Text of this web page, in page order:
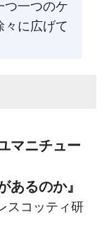
つ一つのケ
々に広げて
マニチュー
るのか』
スコッティ研